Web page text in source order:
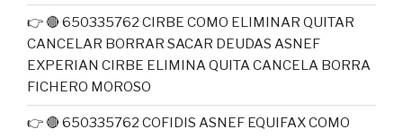
👉 🔴 650335762 CIRBE COMO ELIMINAR QUITAR
CANCELAR BORRAR SACAR DEUDAS ASNEF
EXPERIAN CIRBE ELIMINA QUITA CANCELA BORRA
FICHERO MOROSO
👉 🔴 650335762 COFIDIS ASNEF EQUIFAX COMO